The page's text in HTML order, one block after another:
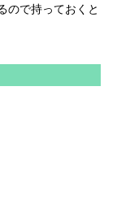
ので持っておくと